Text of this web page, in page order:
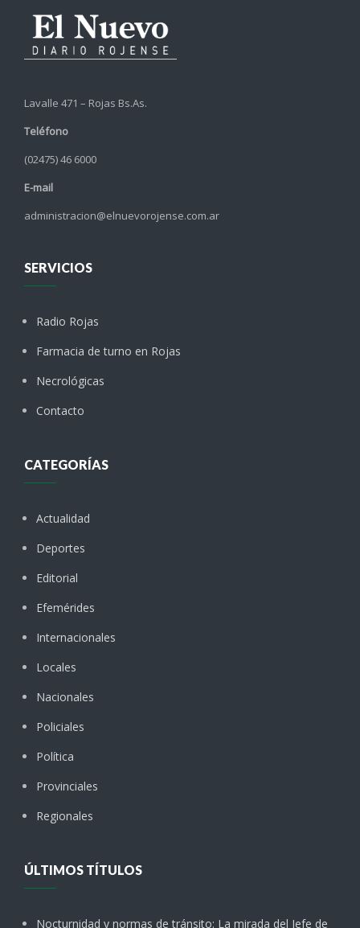
Lavalle 471 – Rojas Bs.As.
Teléfono
(02475) 46 6000
E-mail
administracion@elnuevorojense.com.ar
SERVICIOS
Radio Rojas
Farmacia de turno en Rojas
Necrológicas
Contacto
CATEGORÍAS
Actualidad
Deportes
Editorial
Efemérides
Internacionales
Locales
Nacionales
Policiales
Política
Provinciales
Regionales
ÚLTIMOS TÍTULOS
Nocturnidad y normas de tránsito: La mirada del Jefe de